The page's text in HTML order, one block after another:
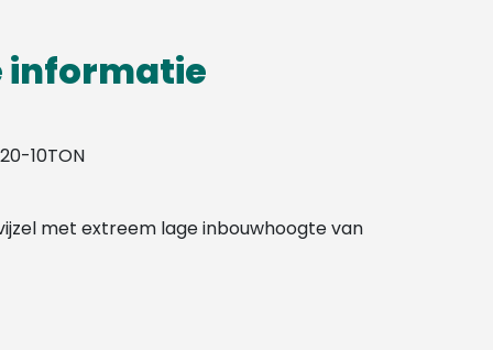
informatie
10TON
met extreem lage inbouwhoogte van